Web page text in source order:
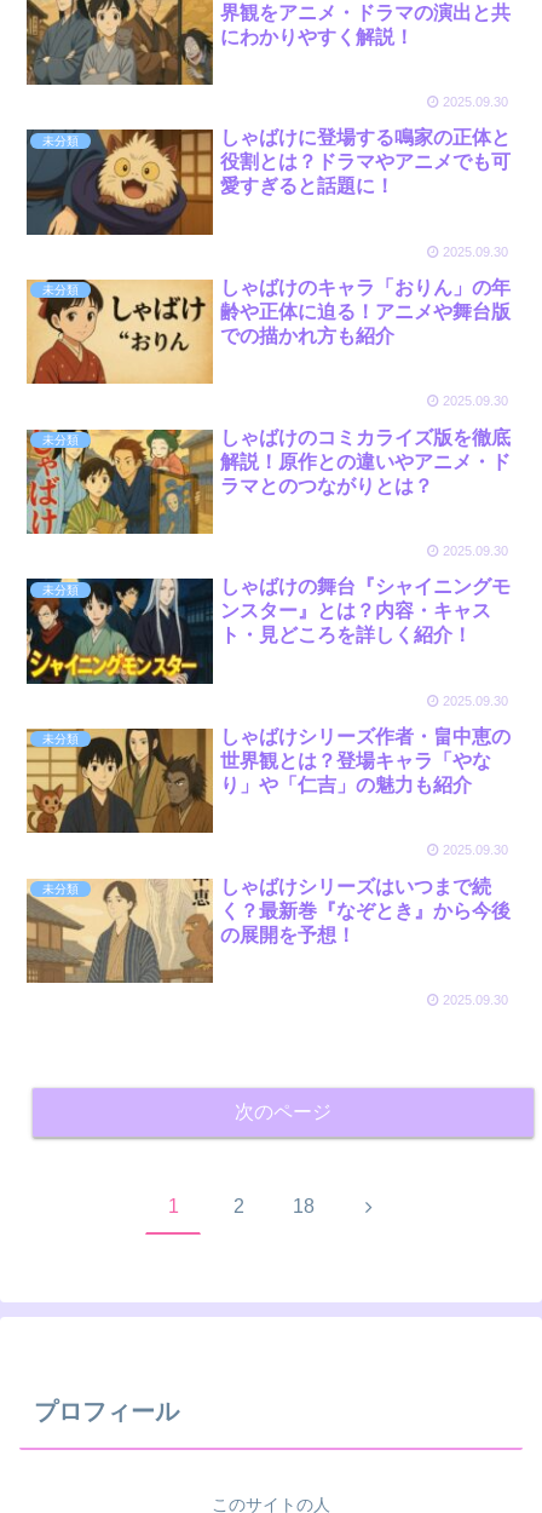
界観をアニメ・ドラマの演出と共
にわかりやすく解説！
2025.09.30
未分類
しゃばけに登場する鳴家の正体と
役割とは？ドラマやアニメでも可
愛すぎると話題に！
2025.09.30
未分類
しゃばけのキャラ「おりん」の年
齢や正体に迫る！アニメや舞台版
での描かれ方も紹介
2025.09.30
未分類
しゃばけのコミカライズ版を徹底
解説！原作との違いやアニメ・ド
ラマとのつながりとは？
2025.09.30
未分類
しゃばけの舞台『シャイニングモ
ンスター』とは？内容・キャス
ト・見どころを詳しく紹介！
2025.09.30
未分類
しゃばけシリーズ作者・畠中恵の
世界観とは？登場キャラ「やな
り」や「仁吉」の魅力も紹介
2025.09.30
未分類
しゃばけシリーズはいつまで続
く？最新巻『なぞとき』から今後
の展開を予想！
2025.09.30
次のページ
1 2 18 次
プロフィール
このサイトの人